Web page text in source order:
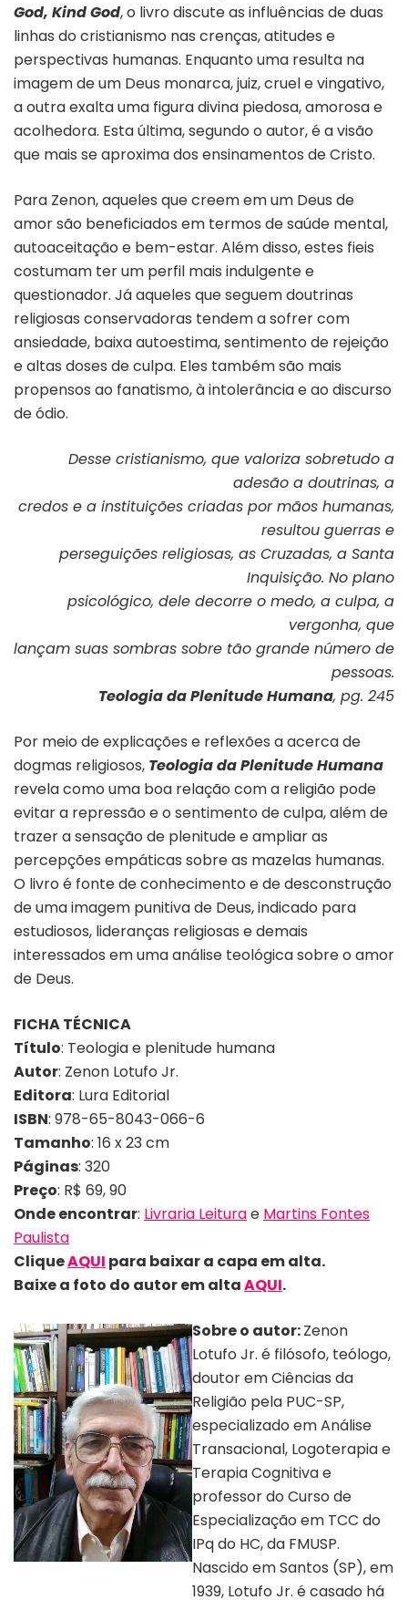
God, Kind God, o livro discute as influências de duas
linhas do cristianismo nas crenças, atitudes e
perspectivas humanas. Enquanto uma resulta na
imagem de um Deus monarca, juiz, cruel e vingativo,
a outra exalta uma figura divina piedosa, amorosa e
acolhedora. Esta última, segundo o autor, é a visão
que mais se aproxima dos ensinamentos de Cristo.
Para Zenon, aqueles que creem em um Deus de
amor são beneficiados em termos de saúde mental,
autoaceitação e bem-estar. Além disso, estes fieis
costumam ter um perfil mais indulgente e
questionador. Já aqueles que seguem doutrinas
religiosas conservadoras tendem a sofrer com
ansiedade, baixa autoestima, sentimento de rejeição
e altas doses de culpa. Eles também são mais
propensos ao fanatismo, à intolerância e ao discurso
de ódio.
Desse cristianismo, que valoriza sobretudo a
adesão a doutrinas, a
credos e a instituições criadas por mãos humanas,
resultou guerras e
perseguições religiosas, as Cruzadas, a Santa
Inquisição. No plano
psicológico, dele decorre o medo, a culpa, a
vergonha, que
lançam suas sombras sobre tão grande número de
pessoas.
Teologia da Plenitude Humana, pg. 245
Por meio de explicações e reflexões a acerca de
dogmas religiosos, Teologia da Plenitude Humana
revela como uma boa relação com a religião pode
evitar a repressão e o sentimento de culpa, além de
trazer a sensação de plenitude e ampliar as
percepções empáticas sobre as mazelas humanas.
O livro é fonte de conhecimento e de desconstrução
de uma imagem punitiva de Deus, indicado para
estudiosos, lideranças religiosas e demais
interessados em uma análise teológica sobre o amor
de Deus.
FICHA TÉCNICA
Título: Teologia e plenitude humana
Autor: Zenon Lotufo Jr.
Editora: Lura Editorial
ISBN: 978-65-8043-066-6
Tamanho: 16 x 23 cm
Páginas: 320
Preço: R$ 69, 90
Onde encontrar: Livraria Leiturae Martins Fontes
Paulista
CliqueAQUI para baixar a capa em alta.
Baixe a foto do autor em altaAQUI.
Sobre o autor:Zenon
Lotufo Jr. é filósofo, teólogo,
doutor em Ciências da
Religião pela PUC-SP,
especializado em Análise
Transacional, Logoterapia e
Terapia Cognitiva e
professor do Curso de
Especialização em TCC do
IPq do HC, da FMUSP.
Nascido em Santos (SP), em
1939, Lotufo Jr. é casado há